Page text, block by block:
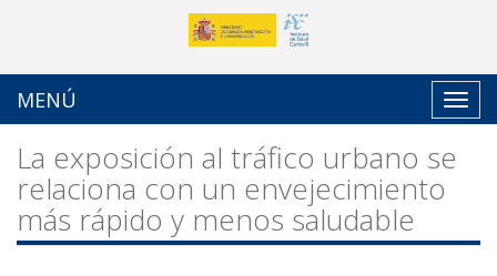
MENÚ
La exposición al tráfico urbano se
relaciona con un envejecimiento
más rápido y menos saludable